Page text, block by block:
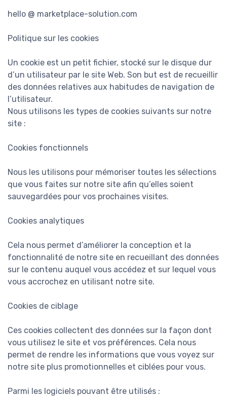
hello @ marketplace-solution.com
Politique sur les cookies
Un cookie est un petit fichier, stocké sur le disque dur
d’un utilisateur par le site Web. Son but est de recueillir
des données relatives aux habitudes de navigation de
l’utilisateur.
Nous utilisons les types de cookies suivants sur notre
site :
Cookies fonctionnels
Nous les utilisons pour mémoriser toutes les sélections
que vous faites sur notre site afin qu’elles soient
sauvegardées pour vos prochaines visites.
Cookies analytiques
Cela nous permet d’améliorer la conception et la
fonctionnalité de notre site en recueillant des données
sur le contenu auquel vous accédez et sur lequel vous
vous accrochez en utilisant notre site.
Cookies de ciblage
Ces cookies collectent des données sur la façon dont
vous utilisez le site et vos préférences. Cela nous
permet de rendre les informations que vous voyez sur
notre site plus promotionnelles et ciblées pour vous.
Parmi les logiciels pouvant être utilisés :